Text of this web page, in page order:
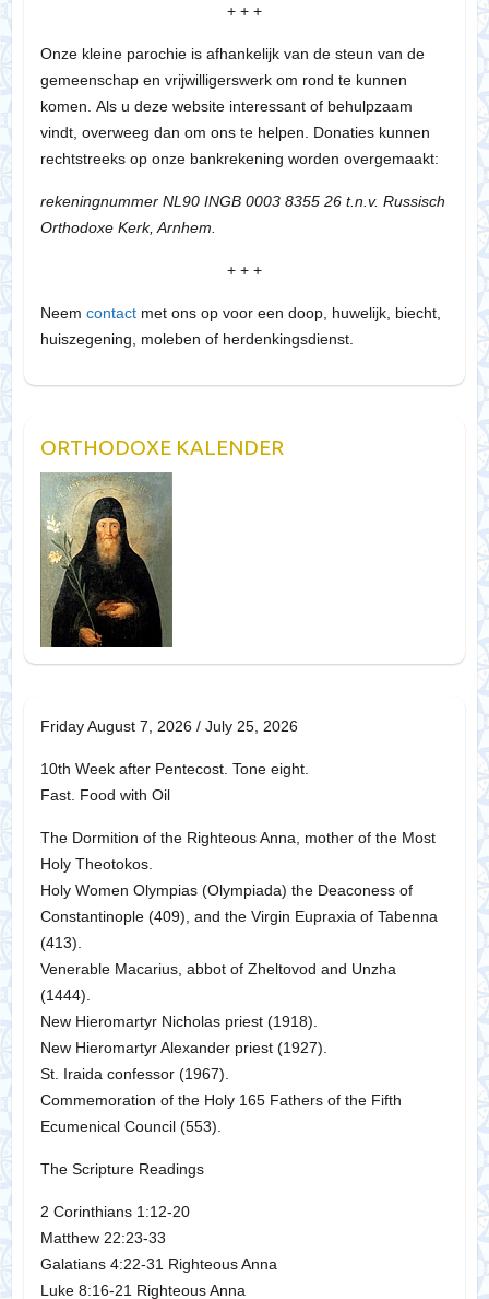
+ + +
Onze kleine parochie is afhankelijk van de steun van de
gemeenschap en vrijwilligerswerk om rond te kunnen
komen. Als u deze website interessant of behulpzaam
vindt, overweeg dan om ons te helpen. Donaties kunnen
rechtstreeks op onze bankrekening worden overgemaakt:
rekeningnummer NL90 INGB 0003 8355 26 t.n.v. Russisch
Orthodoxe Kerk, Arnhem.
+ + +
Neem contactmet ons op voor een doop, huwelijk, biecht,
huiszegening, moleben of herdenkingsdienst.
ORTHODOXE KALENDER
Friday August 7, 2026 / July 25, 2026
10th Week after Pentecost. Tone eight.
Fast. Food with Oil
The Dormition of the Righteous Anna, mother of the Most
Holy Theotokos.
Holy Women Olympias (Olympiada) the Deaconess of
Constantinople (409), and the Virgin Eupraxia of Tabenna
(413).
Venerable Macarius, abbot of Zheltovod and Unzha
(1444).
New Hieromartyr Nicholas priest (1918).
New Hieromartyr Alexander priest (1927).
St. Iraida confessor (1967).
Commemoration of the Holy 165 Fathers of the Fifth
Ecumenical Council (553).
The Scripture Readings
2 Corinthians 1:12-20
Matthew 22:23-33
Galatians 4:22-31 Righteous Anna
Luke 8:16-21 Righteous Anna